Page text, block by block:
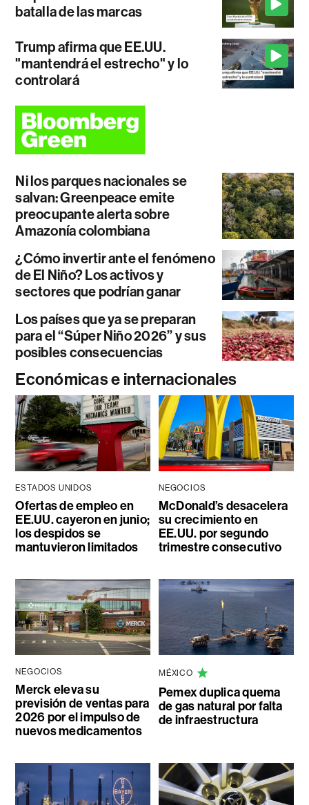
batalla de las marcas
Trump afirma que EE.UU.
"mantendrá el estrecho" y lo
controlará
Ni los parques nacionales se
salvan: Greenpeace emite
preocupante alerta sobre
Amazonía colombiana
¿Cómo invertir ante el fenómeno
de El Niño? Los activos y
sectores que podrían ganar
Los países que ya se preparan
para el “Súper Niño 2026” y sus
posibles consecuencias
Económicas e internacionales
ESTADOS UNIDOS
Ofertas de empleo en
EE.UU. cayeron en junio;
los despidos se
mantuvieron limitados
NEGOCIOS
McDonald’s desacelera
su crecimiento en
EE.UU. por segundo
trimestre consecutivo
NEGOCIOS
Merck eleva su
previsión de ventas para
2026 por el impulso de
nuevos medicamentos
MÉXICO
Pemex duplica quema
de gas natural por falta
de infraestructura